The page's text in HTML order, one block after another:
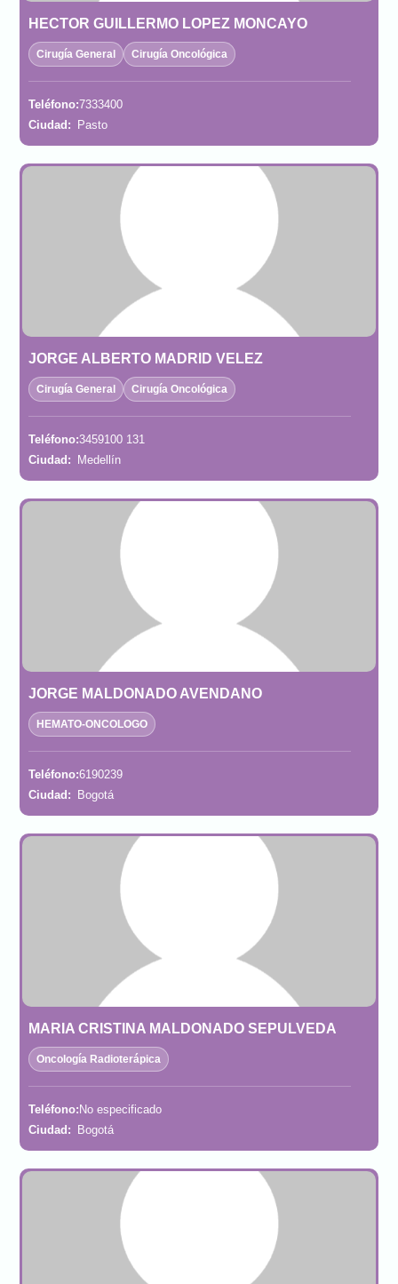
HECTOR GUILLERMO LOPEZ MONCAYO
Cirugía General Cirugía Oncológica
Teléfono:7333400
Ciudad:
Pasto
JORGE ALBERTO MADRID VELEZ
Cirugía General Cirugía Oncológica
Teléfono:3459100 131
Ciudad:
Medellín
JORGE MALDONADO AVENDANO
HEMATO-ONCOLOGO
Teléfono:6190239
Ciudad:
Bogotá
MARIA CRISTINA MALDONADO SEPULVEDA
Oncología Radioterápica
Teléfono: No especificado
Ciudad:
Bogotá